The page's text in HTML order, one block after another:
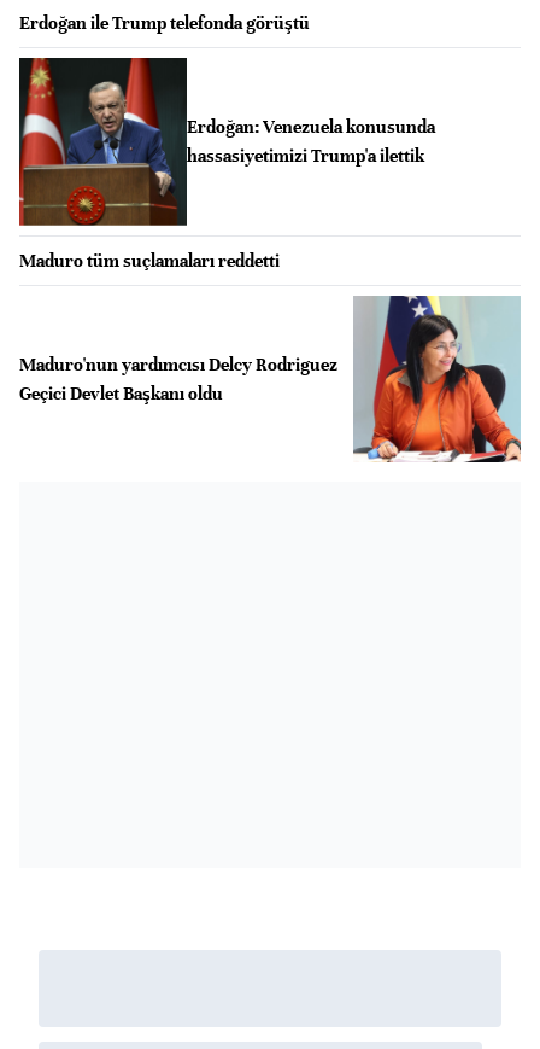
Erdoğan ile Trump telefonda görüştü
Erdoğan: Venezuela konusunda
hassasiyetimizi Trump'a ilettik
Maduro tüm suçlamaları reddetti
Maduro'nun yardımcısı Delcy Rodriguez
Geçici Devlet Başkanı oldu